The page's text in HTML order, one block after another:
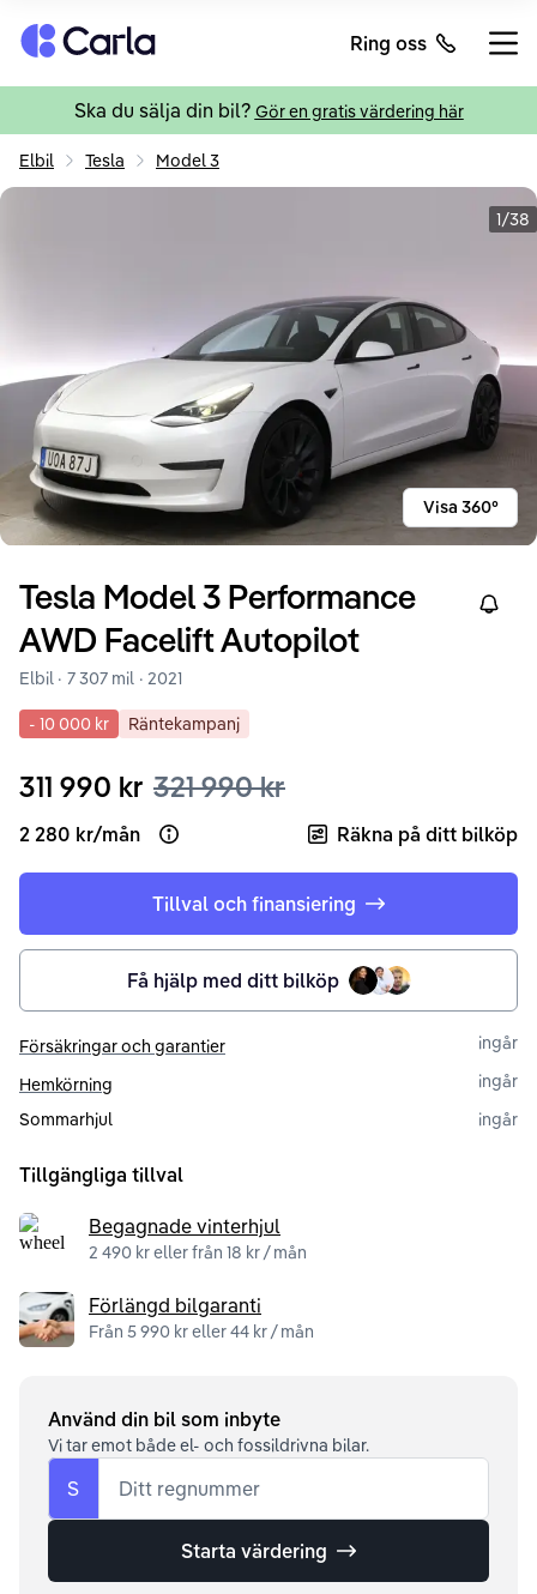
Tillbaka till startsidan Ring oss
Ska du sälja din bil? Gör en gratis värdering här
Elbil Tesla Model 3
1/38
Visa 360°
Tesla Model 3 Performance
AWD Facelift Autopilot
Right
Elbil · 7 307 mil · 2021
- 10 000 kr Räntekampanj
311 990 kr 321 990 kr
2 280 kr/mån Open loan example Räkna på ditt bilköp
Tillval och finansiering
Få hjälp med ditt bilköp
Försäkringar och garantier
ingår
Hemkörning
ingår
Sommarhjul
ingår
Tillgängliga tillval
Begagnade vinterhjul
2 490 kr eller från 18 kr / mån
Förlängd bilgaranti
Från 5 990 kr eller 44 kr / mån
Använd din bil som inbyte
Vi tar emot både el- och fossildrivna bilar.
S Ditt regnummer
Starta värdering